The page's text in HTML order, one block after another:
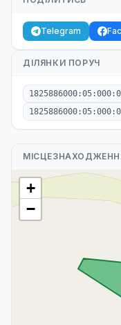
Telegram
ДІЛЯНКИ ПОРУЧ
+
−